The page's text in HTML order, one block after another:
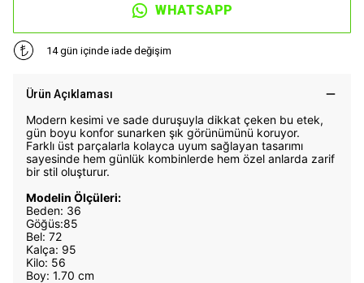
WHATSAPP
14 gün içinde iade değişim
Ürün Açıklaması
Modern kesimi ve sade duruşuyla dikkat çeken bu etek,
gün boyu konfor sunarken şık görünümünü koruyor.
Farklı üst parçalarla kolayca uyum sağlayan tasarımı
sayesinde hem günlük kombinlerde hem özel anlarda zarif
bir stil oluşturur.
Modelin Ölçüleri:
Beden: 36
Göğüs:85
Bel: 72
Kalça: 95
Kilo: 56
Boy: 1.70 cm